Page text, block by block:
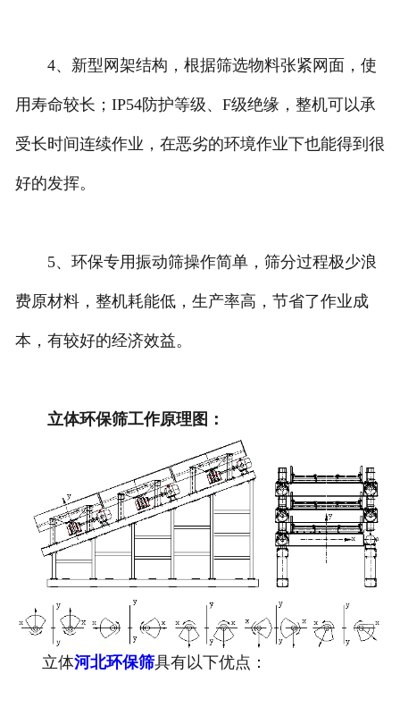
4、新型网架结构，根据筛选物料张紧网面，使
用寿命较长；IP54防护等级、F级绝缘，整机可以承
受长时间连续作业，在恶劣的环境作业下也能得到很
好的发挥。
5、环保专用振动筛操作简单，筛分过程极少浪
费原材料，整机耗能低，生产率高，节省了作业成
本，有较好的经济效益。
立体环保筛工作原理图：
立体河北环保筛具有以下优点：